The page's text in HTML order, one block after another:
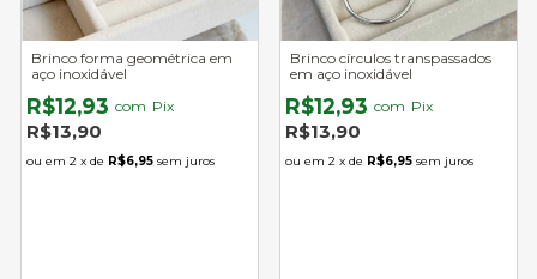
Brinco forma geométrica em
aço inoxidável
R$12,93 com Pix
R$13,90
2 x de R$6,95 sem juros
Brinco círculos transpassados
em aço inoxidável
R$12,93 com Pix
R$13,90
2 x de R$6,95 sem juros